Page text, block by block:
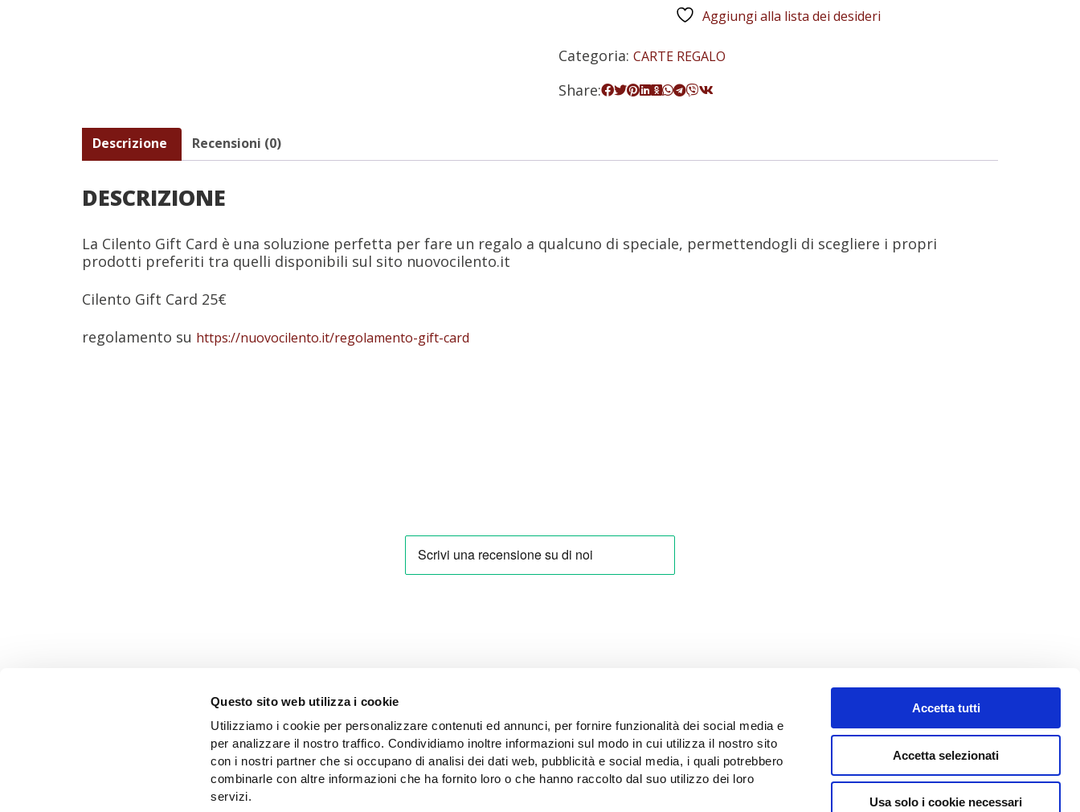
Questo sito web utilizza i cookie
Utilizziamo i cookie per personalizzare contenuti ed annunci, per fornire funzionalità dei social media e
per analizzare il nostro traffico. Condividiamo inoltre informazioni sul modo in cui utilizza il nostro sito
con i nostri partner che si occupano di analisi dei dati web, pubblicità e social media, i quali potrebbero
combinarle con altre informazioni che ha fornito loro o che hanno raccolto dal suo utilizzo dei loro
servizi.
Accetta tutti
Accetta selezionati
Usa solo i cookie necessari
Aggiungi alla lista dei desideri
Categoria: CARTE REGALO
Share:
Descrizione Recensioni (0)
DESCRIZIONE
La Cilento Gift Card è una soluzione perfetta per fare un regalo a qualcuno di speciale, permettendogli di scegliere i propri
prodotti preferiti tra quelli disponibili sul sito nuovocilento.it
Cilento Gift Card 25€
regolamento su https://nuovocilento.it/regolamento-gift-card
COOPERARE IMPARARE